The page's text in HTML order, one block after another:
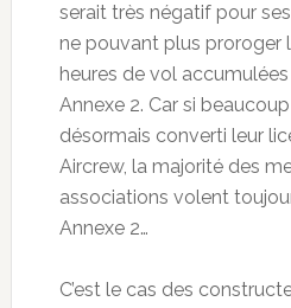
serait très négatif pour
ne pouvant plus proroger
heures de vol
Annexe 2. Car si
désormais converti leur
Aircrew, la majorité des
associations volent
Annexe 2…
C’est le cas des